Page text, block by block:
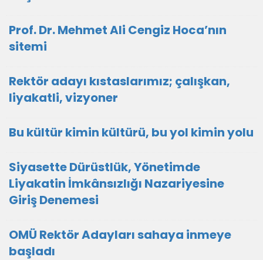
Prof. Dr. Mehmet Ali Cengiz Hoca’nın
sitemi
Rektör adayı kıstaslarımız; çalışkan,
liyakatli, vizyoner
Bu kültür kimin kültürü, bu yol kimin yolu
Siyasette Dürüstlük, Yönetimde
Liyakatin İmkânsızlığı Nazariyesine
Giriş Denemesi
OMÜ Rektör Adayları sahaya inmeye
başladı